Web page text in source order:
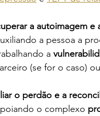
a autoimagem e
a pessoa a
a
(se for o caso)
o perdão e a
o complexo